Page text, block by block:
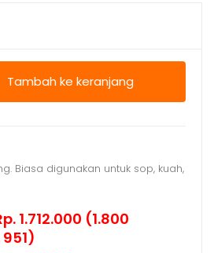
Tambah ke keranjang
Biasa digunakan untuk sop, kuah,
1.712.000 (1.800